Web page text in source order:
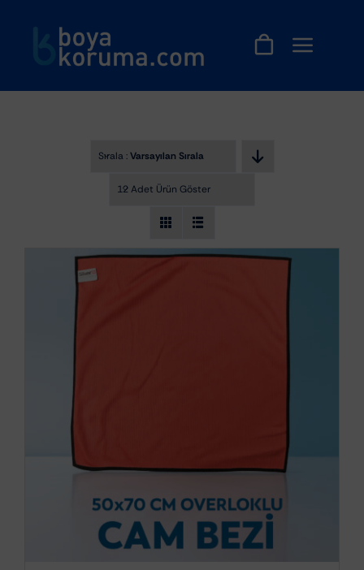
Sırala :Varsayılan Sıralama
12 Adet Ürün Göster